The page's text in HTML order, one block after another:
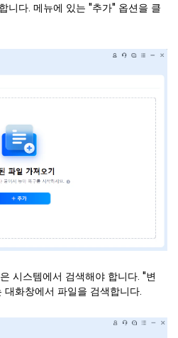
니다. 메뉴에 있는 "추가" 옵션을 클
시스템에서 검색해야 합니다. "변
화창에서 파일을 검색합니다.